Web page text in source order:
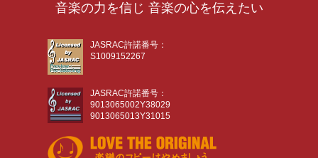
音楽の力を信じ 音楽の心を伝えたい
JASRAC許諾番号：
S1009152267
JASRAC許諾番号：
9013065002Y38029
9013065013Y31015